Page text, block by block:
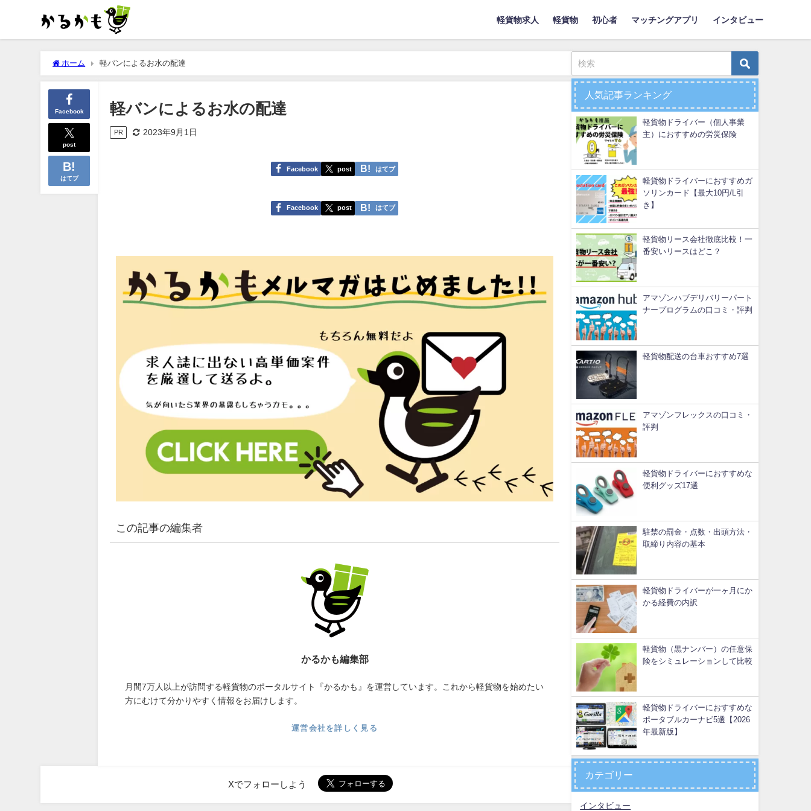
軽貨物求人 軽貨物 初心者 マッチングアプリ インタビュー
ホーム 軽バンによるお水の配達
Facebook
post
はてブ
軽バンによるお水の配達
PR 2023年9月1日
Facebook post はてブ
Facebook post はてブ
この記事の編集者
かるかも編集部
月間7万人以上が訪問する軽貨物のポータルサイト『かるかも』を運営しています。これから軽貨物を始めたい
方にむけて分かりやすく情報をお届けします。
運営会社を詳しく見る
Xでフォローしよう
人気記事ランキング
軽貨物ドライバー（個人事業
主）におすすめの労災保険
軽貨物ドライバーにおすすめガ
ソリンカード【最大10円/L引
き】
軽貨物リース会社徹底比較！一
番安いリースはどこ？
アマゾンハブデリバリーパート
ナープログラムの口コミ・評判
軽貨物配送の台車おすすめ7選
アマゾンフレックスの口コミ・
評判
軽貨物ドライバーにおすすめな
便利グッズ17選
駐禁の罰金・点数・出頭方法・
取締り内容の基本
軽貨物ドライバーが一ヶ月にか
かる経費の内訳
軽貨物（黒ナンバー）の任意保
険をシミュレーションして比較
軽貨物ドライバーにおすすめな
ポータブルカーナビ5選【2026
年最新版】
カテゴリー
インタビュー